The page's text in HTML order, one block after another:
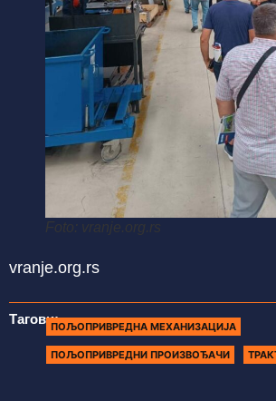
Foto: vranje.org.rs
vranje.org.rs
Тагови:ПОЉОПРИВРЕДНA МЕХАНИЗАЦИЈA
ПОЉОПРИВРЕДНИ ПРОИЗВОЂАЧИ